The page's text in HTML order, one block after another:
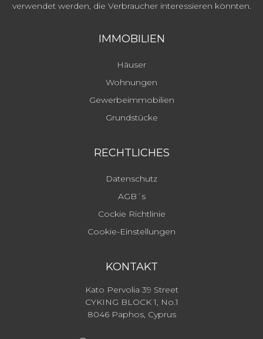
verwendet werden, die Verbraucher interessieren könnten.
IMMOBILIEN
Häuser
Wohnungen
Gewerbeimmobilien
Grundstücke
RECHTLICHES
Datenschutz
AGB´s
Cockie Richtlinie
Cookie-Einstellungen
KONTAKT
Kato Pervolia 39 Street
CYKING BLOCK 1, No.1
8046 Paphos, Cyprus